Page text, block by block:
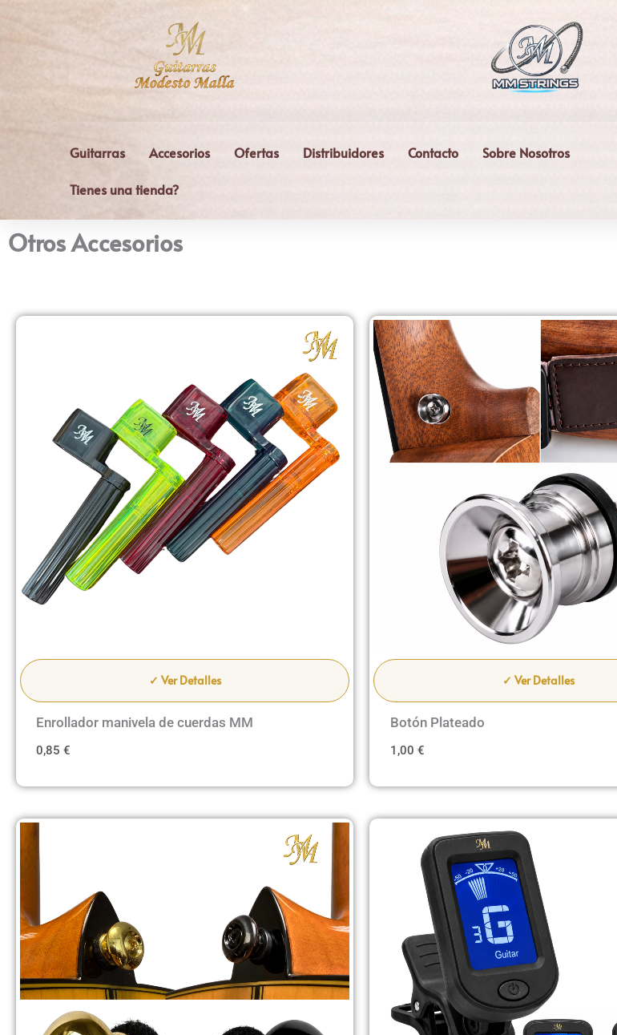
contenido
Guitarras Accesorios Ofertas Distribuidores Contacto Sobre Nosotros
Tienes una tienda?
Otros Accesorios
✓ Ver Detalles
Enrollador manivela de cuerdas MM
0,85€
✓ Ver Detalles
Botón Plateado
1,00 €